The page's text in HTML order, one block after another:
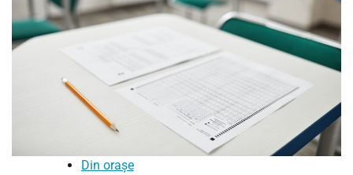
Din orașe